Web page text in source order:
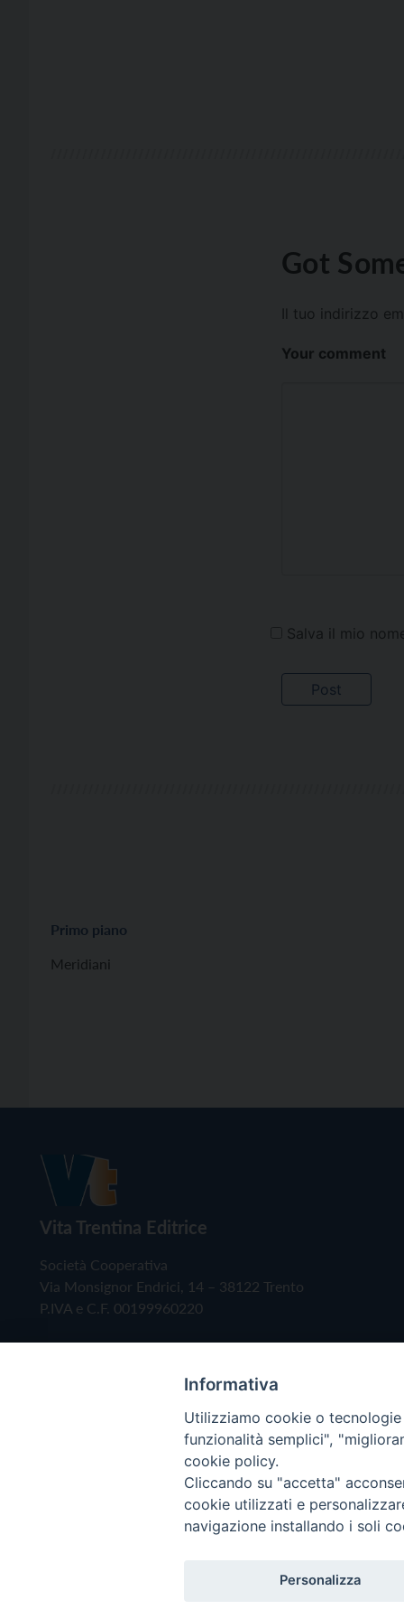
Got
Il tuo indirizzo
Your comment
Salva il mio
Primo piano
Meridiani
Vita Trentina Editrice
Società Cooperativa
Via Monsignor Endrici, 14 – 38122 Trento
P.IVA e C.F. 00199960220
Copyright © 2019 - Tutti i diritti riservati - Vita
Informativa
Utilizziamo cookie o
funzionalità semplici",
cookie policy.
Cliccando su "accetta"
cookie utilizzati e
navigazione installando i soli
Personalizza